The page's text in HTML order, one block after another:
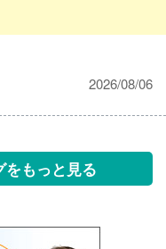
2026/08/06
もっと見る